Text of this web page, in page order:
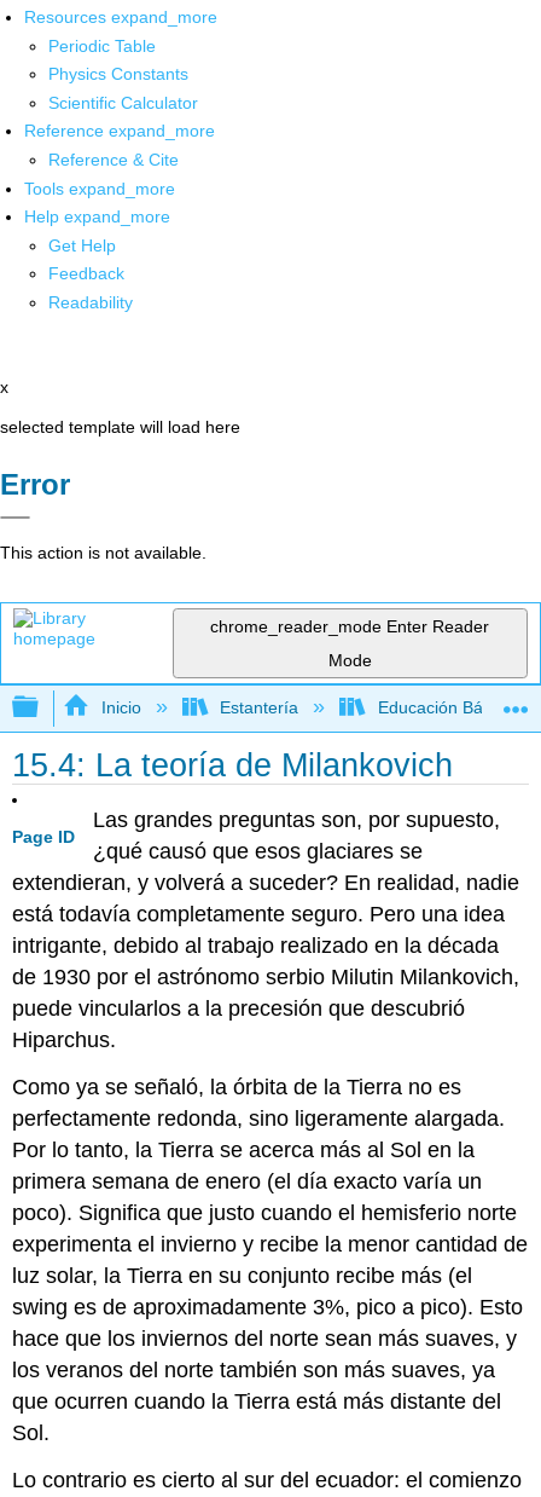
Resources expand_more
Periodic Table
Physics Constants
Scientific Calculator
Reference expand_more
Reference & Cite
Tools expand_more
Help expand_more
Get Help
Feedback
Readability
x
selected template will load here
Error
This action is not available.
chrome_reader_mode Enter Reader
Mode
Expandir/contraer jerarquía global
Inicio Estantería Educación Básica
15.4: La teoría de Milankovich
Page ID
Las grandes preguntas son, por supuesto,
¿qué causó que esos glaciares se
extendieran, y volverá a suceder? En realidad, nadie
está todavía completamente seguro. Pero una idea
intrigante, debido al trabajo realizado en la década
de 1930 por el astrónomo serbio Milutin Milankovich,
puede vincularlos a la precesión que descubrió
Hiparchus.
Como ya se señaló, la órbita de la Tierra no es
perfectamente redonda, sino ligeramente alargada.
Por lo tanto, la Tierra se acerca más al Sol en la
primera semana de enero (el día exacto varía un
poco). Significa que justo cuando el hemisferio norte
experimenta el invierno y recibe la menor cantidad de
luz solar, la Tierra en su conjunto recibe más (el
swing es de aproximadamente 3%, pico a pico). Esto
hace que los inviernos del norte sean más suaves, y
los veranos del norte también son más suaves, ya
que ocurren cuando la Tierra está más distante del
Sol.
Lo contrario es cierto al sur del ecuador: el comienzo